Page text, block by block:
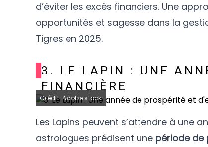
d’éviter les excès financiers. Une
opportunités et sagesse dans la
Tigres en 2025.
3. LE LAPIN : UNE
FINANCIÈRE
Crédit: Adobe stock
Les Lapins peuvent s’attendre à une
astrologues prédisent une période de